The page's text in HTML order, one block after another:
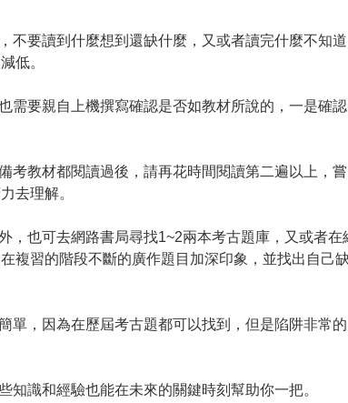
不要讀到什麼想到還缺什麼，又或者讀完什麼不知道
低。
需要親自上機撰寫確認是否如教材所說的，一是確認
考教材都閱讀過後，請再花時間閱讀第二遍以上，嘗
去理解。
，也可去網路書局尋找1~2兩本考古題庫，又或者在
複習的階段不斷的廣作題目加深印象，並找出自己
單，因為在歷屆考古題都可以找到，但是陷阱非常的
識和經驗也能在未來的關鍵時刻幫助你一把。